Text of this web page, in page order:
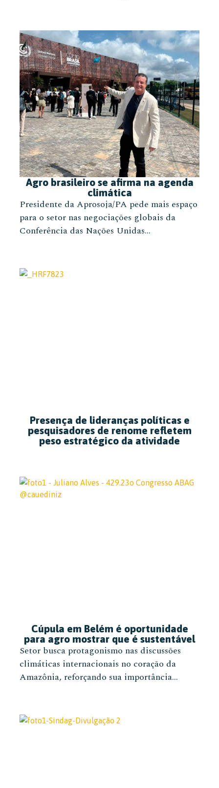
Agro brasileiro se afirma na agenda
climática
Presidente da Aprosoja/PA pede mais espaço
para o setor nas negociações globais da
Conferência das Nações Unidas...
Presença de lideranças políticas e
pesquisadores de renome refletem
peso estratégico da atividade
Cúpula em Belém é oportunidade
para agro mostrar que é sustentável
Setor busca protagonismo nas discussões
climáticas internacionais no coração da
Amazônia, reforçando sua importância...